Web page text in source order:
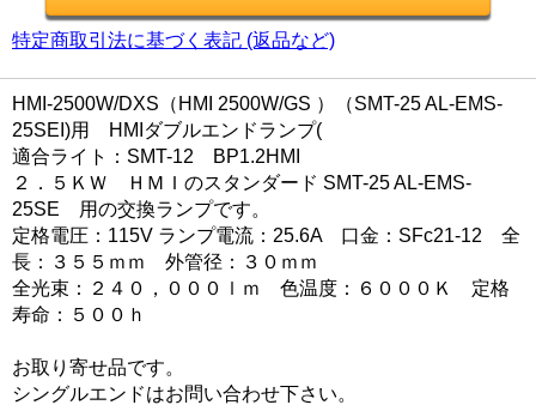
特定商取引法に基づく表記 (返品など)
HMI-2500W/DXS（HMI 2500W/GS ）（SMT-25 AL-EMS-
25SEI)用 HMIダブルエンドランプ(
適合ライト：SMT-12 BP1.2HMI
２．５ＫＷ ＨＭＩのスタンダード SMT-25 AL-EMS-
25SE 用の交換ランプです。
定格電圧：115V ランプ電流：25.6A 口金：SFc21-12 全
長：３５５ｍｍ 外管径：３０ｍｍ
全光束：２４０，０００ｌｍ 色温度：６０００Ｋ 定格
寿命：５００ｈ
お取り寄せ品です。
シングルエンドはお問い合わせ下さい。